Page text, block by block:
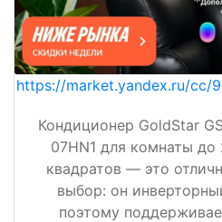
https://market.yandex.ru/cc/
Кондиционер GoldStar
07HN1 для комнаты до
квадратов — это
выбор: он
поэтому